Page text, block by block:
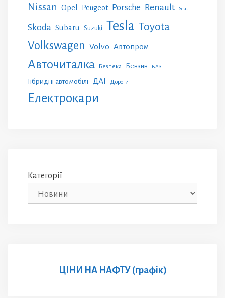
Nissan Opel Peugeot Porsche Renault Seat
Skoda Subaru Suzuki Tesla Toyota
Volkswagen Volvo Автопром
Авточиталка Безпека Бензин ВАЗ
Гібридні автомобілі ДАІ Дороги
Електрокари
Категорії
ЦІНИ НА НАФТУ (графік)